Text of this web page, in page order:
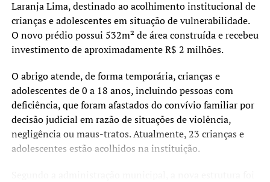
Laranja Lima, destinado ao acolhimento institucional de
crianças e adolescentes em situação de vulnerabilidade.
O novo prédio possui 532m² de área construída e recebeu
investimento de aproximadamente R$ 2 milhões.
O abrigo atende, de forma temporária, crianças e
adolescentes de 0 a 18 anos, incluindo pessoas com
deficiência, que foram afastados do convívio familiar por
decisão judicial em razão de situações de violência,
negligência ou maus-tratos. Atualmente, 23 crianças e
adolescentes estão acolhidos na instituição.